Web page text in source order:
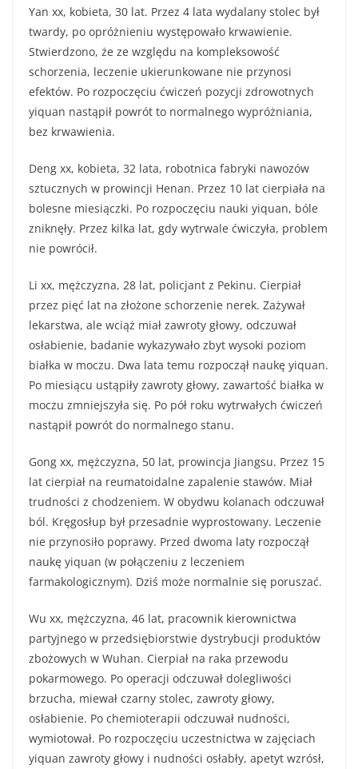
Yan xx, kobieta, 30 lat. Przez 4 lata wydalany stolec był
twardy, po opróżnieniu występowało krwawienie.
Stwierdzono, że ze względu na kompleksowość
schorzenia, leczenie ukierunkowane nie przynosi
efektów. Po rozpoczęciu ćwiczeń pozycji zdrowotnych
yiquan nastąpił powrót to normalnego wypróżniania,
bez krwawienia.
Deng xx, kobieta, 32 lata, robotnica fabryki nawozów
sztucznych w prowincji Henan. Przez 10 lat cierpiała na
bolesne miesiączki. Po rozpoczęciu nauki yiquan, bóle
zniknęły. Przez kilka lat, gdy wytrwale ćwiczyła, problem
nie powrócił.
Li xx, mężczyzna, 28 lat, policjant z Pekinu. Cierpiał
przez pięć lat na złożone schorzenie nerek. Zażywał
lekarstwa, ale wciąż miał zawroty głowy, odczuwał
osłabienie, badanie wykazywało zbyt wysoki poziom
białka w moczu. Dwa lata temu rozpoczął naukę yiquan.
Po miesiącu ustąpiły zawroty głowy, zawartość białka w
moczu zmniejszyła się. Po pół roku wytrwałych ćwiczeń
nastąpił powrót do normalnego stanu.
Gong xx, mężczyzna, 50 lat, prowincja Jiangsu. Przez 15
lat cierpiał na reumatoidalne zapalenie stawów. Miał
trudności z chodzeniem. W obydwu kolanach odczuwał
ból. Kręgosłup był przesadnie wyprostowany. Leczenie
nie przynosiło poprawy. Przed dwoma laty rozpoczął
naukę yiquan (w połączeniu z leczeniem
farmakologicznym). Dziś może normalnie się poruszać.
Wu xx, mężczyzna, 46 lat, pracownik kierownictwa
partyjnego w przedsiębiorstwie dystrybucji produktów
zbożowych w Wuhan. Cierpiał na raka przewodu
pokarmowego. Po operacji odczuwał dolegliwości
brzucha, miewał czarny stolec, zawroty głowy,
osłabienie. Po chemioterapii odczuwał nudności,
wymiotował. Po rozpoczęciu uczestnictwa w zajęciach
yiquan zawroty głowy i nudności osłabły, apetyt wzrósł,